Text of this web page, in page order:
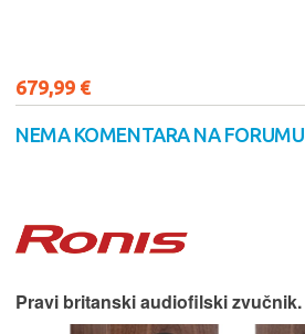
679,99 €
NEMA KOMENTARA NA FORUMU
Pravi britanski audiofilski zvučnik.